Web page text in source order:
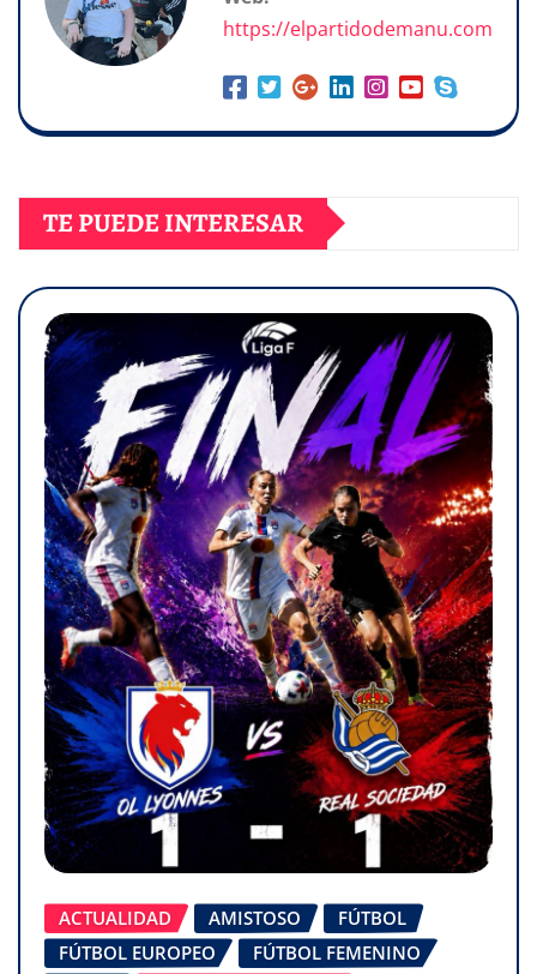
https://elpartidodemanu.com
TE PUEDE INTERESAR
ACTUALIDAD AMISTOSO
FÚTBOL
FÚTBOL EUROPEO
FÚTBOL FEMENINO